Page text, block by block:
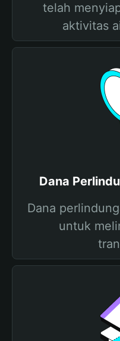
telah
aktivitas
Dana
Dana
untuk